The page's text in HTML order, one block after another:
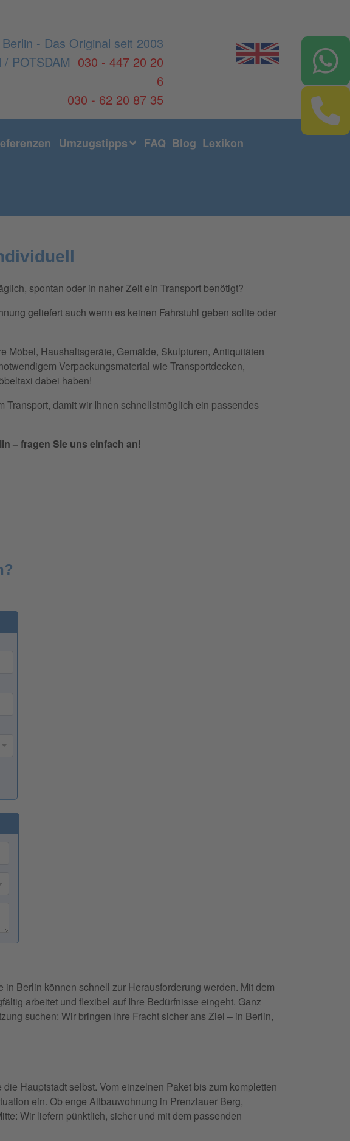
- Das Original seit 2003
POTSDAM 030 - 447 20 20
6
030 - 62 20 87 35
Umzugstipps FAQ Blog Lexikon
spontan oder in naher Zeit ein Transport benötigt?
geliefert auch wenn es keinen Fahrstuhl geben sollte oder
Möbel, Haushaltsgeräte, Gemälde, Skulpturen, Antiquitäten
Verpackungsmaterial wie Transportdecken,
dabei haben!
Transport, damit wir Ihnen schnellstmöglich ein passendes
– fragen Sie uns einfach an!
Berlin können schnell zur Herausforderung werden. Mit dem
arbeitet und flexibel auf Ihre Bedürfnisse eingeht. Ganz
suchen: Wir bringen Ihre Fracht sicher ans Ziel – in Berlin,
Hauptstadt selbst. Vom einzelnen Paket bis zum kompletten
ein. Ob enge Altbauwohnung in Prenzlauer Berg,
Wir liefern pünktlich, sicher und mit dem passenden